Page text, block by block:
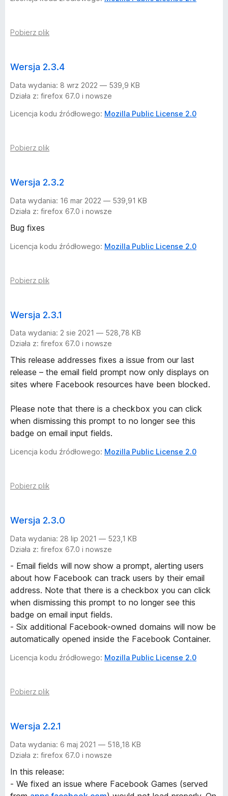
5
w
e
r
j
i
Pobierz plik
Wersja 2.3.4
Data wydania: 8 wrz 2022 — 539,9 KB
Działa z: firefox 67.0 i nowsze
Licencja kodu źródłowego: Mozilla Public License 2.0
Pobierz plik
Wersja 2.3.2
Data wydania: 16 mar 2022 — 539,91 KB
Działa z: firefox 67.0 i nowsze
Bug fixes
Licencja kodu źródłowego: Mozilla Public License 2.0
Pobierz plik
Wersja 2.3.1
Data wydania: 2 sie 2021 — 528,78 KB
Działa z: firefox 67.0 i nowsze
This release addresses fixes a issue from our last
release – the email field prompt now only displays on
sites where Facebook resources have been blocked.
Please note that there is a checkbox you can click
when dismissing this prompt to no longer see this
badge on email input fields.
Licencja kodu źródłowego: Mozilla Public License 2.0
Pobierz plik
Wersja 2.3.0
Data wydania: 28 lip 2021 — 523,1 KB
Działa z: firefox 67.0 i nowsze
- Email fields will now show a prompt, alerting users
about how Facebook can track users by their email
address. Note that there is a checkbox you can click
when dismissing this prompt to no longer see this
badge on email input fields.
- Six additional Facebook-owned domains will now be
automatically opened inside the Facebook Container.
Licencja kodu źródłowego: Mozilla Public License 2.0
Pobierz plik
Wersja 2.2.1
Data wydania: 6 maj 2021 — 518,18 KB
Działa z: firefox 67.0 i nowsze
In this release:
- We fixed an issue where Facebook Games (served